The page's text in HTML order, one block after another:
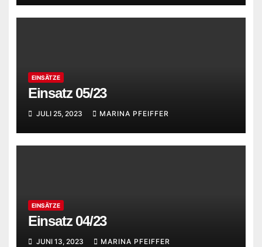
EINSÄTZE
Einsatz 05/23
JULI 25, 2023 MARINA PFEIFFER
EINSÄTZE
Einsatz 04/23
JUNI 13, 2023 MARINA PFEIFFER